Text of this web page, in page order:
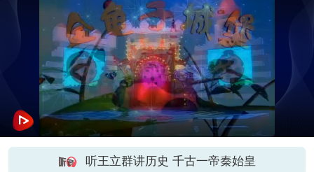
听王立群讲历史 千古一帝秦始皇